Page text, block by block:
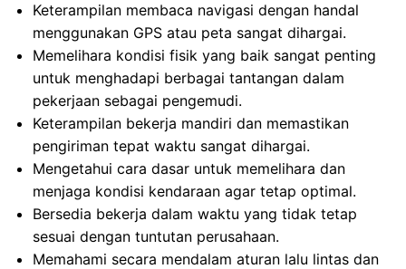
Keterampilan membaca navigasi dengan handal
menggunakan GPS atau peta sangat dihargai.
Memelihara kondisi fisik yang baik sangat penting
untuk menghadapi berbagai tantangan dalam
pekerjaan sebagai pengemudi.
Keterampilan bekerja mandiri dan memastikan
pengiriman tepat waktu sangat dihargai.
Mengetahui cara dasar untuk memelihara dan
menjaga kondisi kendaraan agar tetap optimal.
Bersedia bekerja dalam waktu yang tidak tetap
sesuai dengan tuntutan perusahaan.
Memahami secara mendalam aturan lalu lintas dan